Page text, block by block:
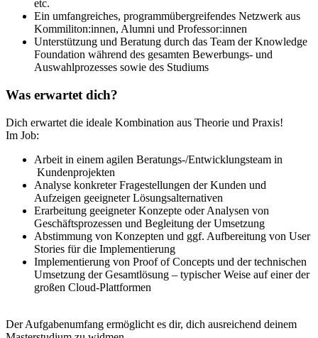
etc.
Ein umfangreiches, programmübergreifendes Netzwerk aus
Kommiliton:innen, Alumni und Professor:innen
Unterstützung und Beratung durch das Team der Knowledge
Foundation während des gesamten Bewerbungs- und
Auswahlprozesses sowie des Studiums
Was erwartet dich?
Dich erwartet die ideale Kombination aus Theorie und Praxis!
Im Job:
Arbeit in einem agilen Beratungs-/Entwicklungsteam in
Kundenprojekten
Analyse konkreter Fragestellungen der Kunden und
Aufzeigen geeigneter Lösungsalternativen
Erarbeitung geeigneter Konzepte oder Analysen von
Geschäftsprozessen und Begleitung der Umsetzung
Abstimmung von Konzepten und ggf. Aufbereitung von User
Stories für die Implementierung
Implementierung von Proof of Concepts und der technischen
Umsetzung der Gesamtlösung – typischer Weise auf einer der
großen Cloud-Plattformen
Der Aufgabenumfang ermöglicht es dir, dich ausreichend deinem